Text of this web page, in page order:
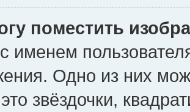
поместить
именем
Одно из них
звёздочки,